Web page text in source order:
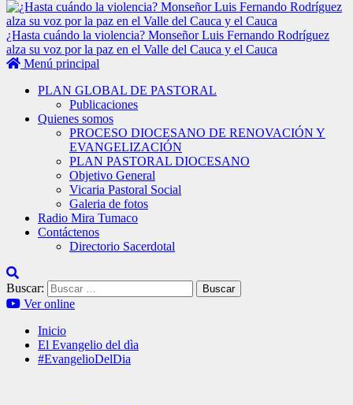
¿Hasta cuándo la violencia? Monseñor Luis Fernando Rodríguez
alza su voz por la paz en el Valle del Cauca y el Cauca
Menú principal
PLAN GLOBAL DE PASTORAL
Publicaciones
Quienes somos
PROCESO DIOCESANO DE RENOVACIÓN Y
EVANGELIZACIÓN
PLAN PASTORAL DIOCESANO
Objetivo General
Vicaria Pastoral Social
Galeria de fotos
Radio Mira Tumaco
Contáctenos
Directorio Sacerdotal
Buscar:
Ver online
Inicio
El Evangelio del dìa
#EvangelioDelDia